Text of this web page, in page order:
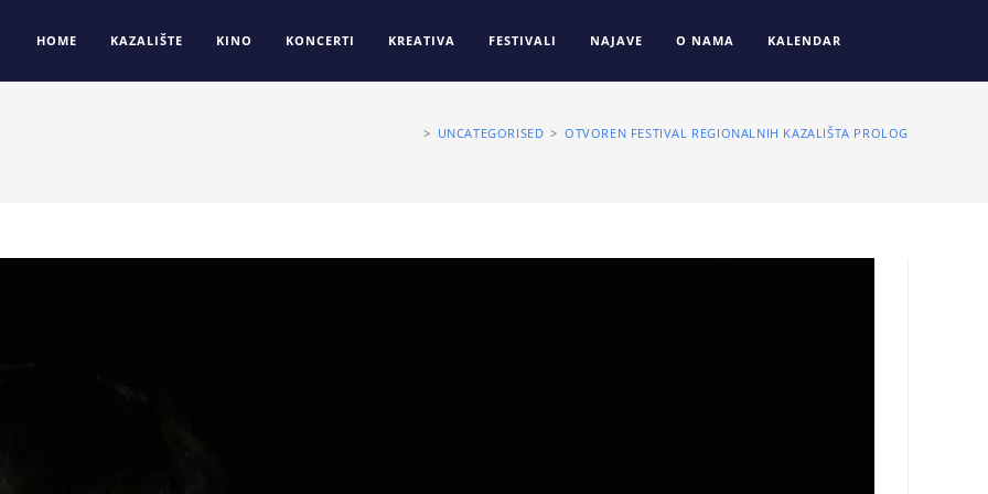
HOME KAZALIŠTE KINO KONCERTI KREATIVA FESTIVALI NAJAVE O NAMA KALENDAR
> UNCATEGORISED > OTVOREN FESTIVAL REGIONALNIH KAZALIŠTA PROLOG